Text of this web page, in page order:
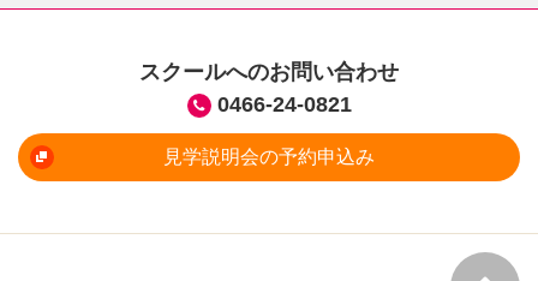
スクールへのお問い合わせ
0466-24-0821
見学説明会の予約申込み